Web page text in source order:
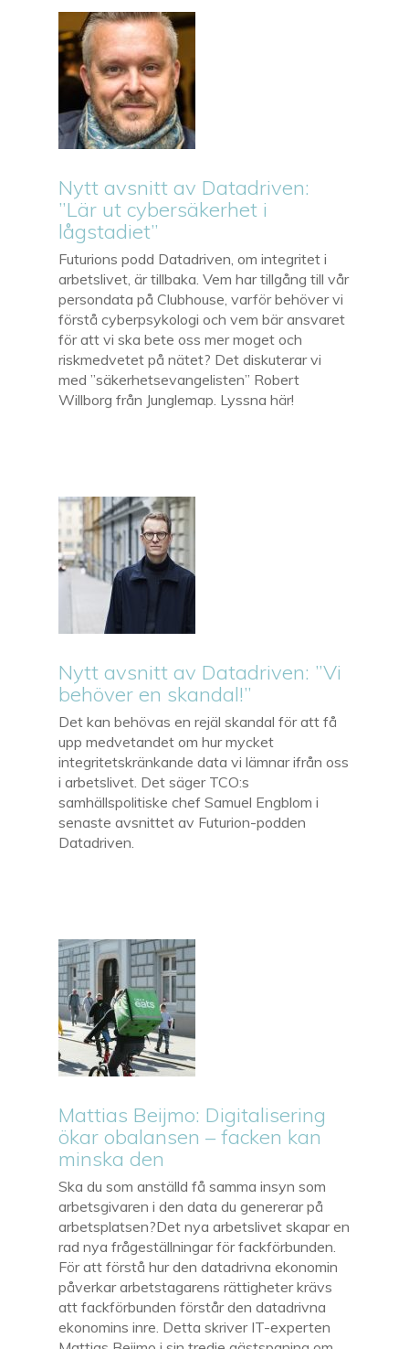
Nytt avsnitt av Datadriven:
”Lär ut cybersäkerhet i
lågstadiet”
Futurions podd Datadriven, om integritet i
arbetslivet, är tillbaka. Vem har tillgång till vår
persondata på Clubhouse, varför behöver vi
förstå cyberpsykologi och vem bär ansvaret
för att vi ska bete oss mer moget och
riskmedvetet på nätet? Det diskuterar vi
med ”säkerhetsevangelisten” Robert
Willborg från Junglemap. Lyssna här!
Nytt avsnitt av Datadriven: ”Vi
behöver en skandal!”
Det kan behövas en rejäl skandal för att få
upp medvetandet om hur mycket
integritetskränkande data vi lämnar ifrån oss
i arbetslivet. Det säger TCO:s
samhällspolitiske chef Samuel Engblom i
senaste avsnittet av Futurion-podden
Datadriven.
Mattias Beijmo: Digitalisering
ökar obalansen – facken kan
minska den
Ska du som anställd få samma insyn som
arbetsgivaren i den data du genererar på
arbetsplatsen?Det nya arbetslivet skapar en
rad nya frågeställningar för fackförbunden.
För att förstå hur den datadrivna ekonomin
påverkar arbetstagarens rättigheter krävs
att fackförbunden förstår den datadrivna
ekonomins inre. Detta skriver IT-experten